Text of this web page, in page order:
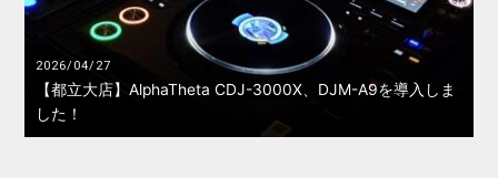
2026/04/27
【都立大店】AlphaTheta CDJ-3000X、DJM-A9を導入しま
した！